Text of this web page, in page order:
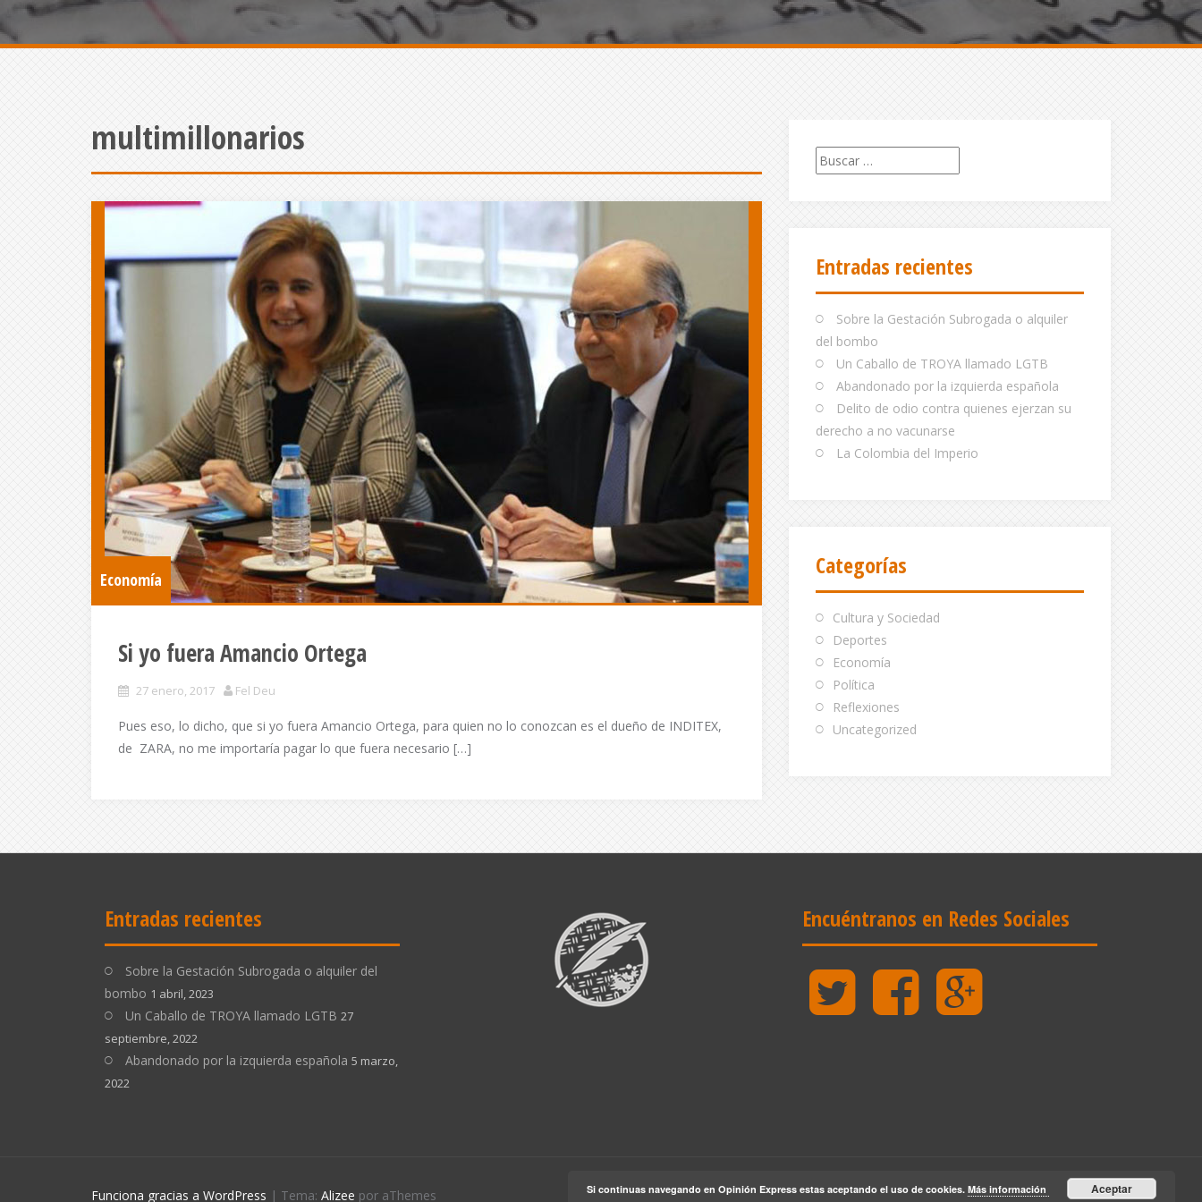
multimillonarios
Economía
Si yo fuera Amancio Ortega
27 enero, 2017 Fel Deu
Pues eso, lo dicho, que si yo fuera Amancio Ortega, para quien no lo conozcan es el dueño de INDITEX,
de ZARA, no me importaría pagar lo que fuera necesario […]
Buscar:
Entradas recientes
Sobre la Gestación Subrogada o alquiler
del bombo
Un Caballo de TROYA llamado LGTB
Abandonado por la izquierda española
Delito de odio contra quienes ejerzan su
derecho a no vacunarse
La Colombia del Imperio
Categorías
Cultura y Sociedad
Deportes
Economía
Política
Reflexiones
Uncategorized
Entradas recientes
Sobre la Gestación Subrogada o alquiler del
bombo 1 abril, 2023
Un Caballo de TROYA llamado LGTB 27
septiembre, 2022
Abandonado por la izquierda española 5 marzo,
2022
Encuéntranos en Redes Sociales
Twitter Facebook
Google
Funciona gracias a WordPress | Tema: Alizee por aThemes Si continuas navegando en Opinión Express estas aceptando el uso de cookies. Más información Aceptar